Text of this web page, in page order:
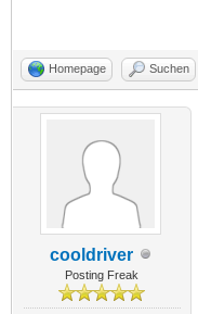
Homepage Suchen
cooldriver
Posting Freak